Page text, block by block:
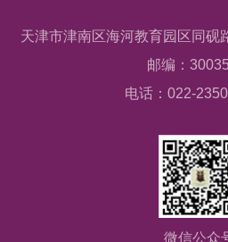
天津市津南区海河教育园区同砚
邮编：
电话：022-
微信公众